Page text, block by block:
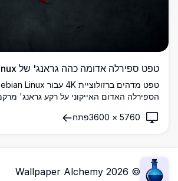
טפט ספירלה אדומה כהה גראנג' של Debian Linux
הספירלה האדום האייקוני על רקע גראנג'
עבודה מינימליסטית.
5760
×
3600פתח
©
2026
Wallpaper Alchemy